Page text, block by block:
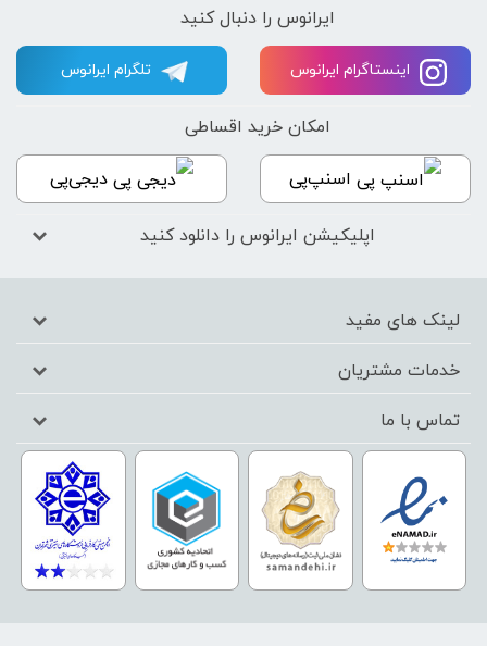
ایرانوس را دنبال کنید
تلگرام ایرانوس اینستاگرام ایرانوس
امکان خرید اقساطی
اسنپ‌پی دیجی‌پی
اپلیکیشن ایرانوس را دانلود کنید
لینک های مفید
خدمات مشتریان
تماس با ما